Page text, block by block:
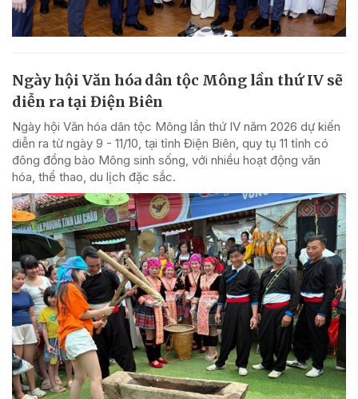
Ngày hội Văn hóa dân tộc Mông lần thứ IV sẽ
diễn ra tại Điện Biên
Ngày hội Văn hóa dân tộc Mông lần thứ IV năm 2026 dự kiến
diễn ra từ ngày 9 - 11/10, tại tỉnh Điện Biên, quy tụ 11 tỉnh có
đông đồng bào Mông sinh sống, với nhiều hoạt động văn
hóa, thể thao, du lịch đặc sắc.